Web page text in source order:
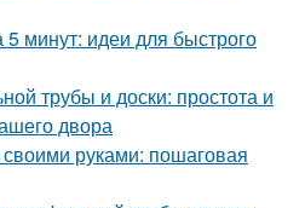
минут: идеи для быстрого
трубы и доски: простота и
двора
руками: пошаговая